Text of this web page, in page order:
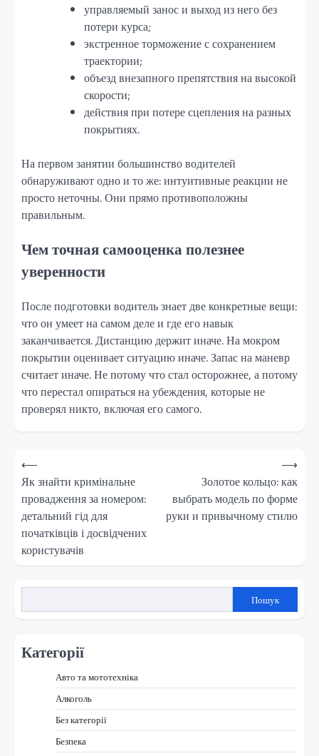
управляемый занос и выход из него без
потери курса;
экстренное торможение с сохранением
траектории;
объезд внезапного препятствия на высокой
скорости;
действия при потере сцепления на разных
покрытиях.
На первом занятии большинство водителей
обнаруживают одно и то же: интуитивные реакции не
просто неточны. Они прямо противоположны
правильным.
Чем точная самооценка полезнее
уверенности
После подготовки водитель знает две конкретные вещи:
что он умеет на самом деле и где его навык
заканчивается. Дистанцию держит иначе. На мокром
покрытии оценивает ситуацию иначе. Запас на маневр
считает иначе. Не потому что стал осторожнее, а потому
что перестал опираться на убеждения, которые не
проверял никто, включая его самого.
Навігація
записів
⟵
Як знайти кримінальне
провадження за номером:
детальний гід для
початківців і досвідчених
користувачів
Золотое кольцо: как
выбрать модель по форме
руки и привычному стилю
⟶
Пошук
Категорії
Авто та мототехніка
Алкоголь
Без категорії
Безпека